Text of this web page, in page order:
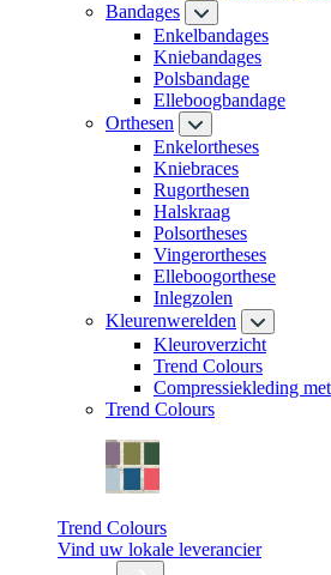
Bandages
Enkelbandages
Kniebandages
Polsbandage
Elleboogbandage
Orthesen
Enkelortheses
Kniebraces
Rugorthesen
Halskraag
Polsortheses
Vingerortheses
Elleboogorthese
Inlegzolen
Kleurenwerelden
Kleuroverzicht
Trend Colours
Compressiekleding
Trend Colours
Trend Colours
Vind uw lokale leverancier